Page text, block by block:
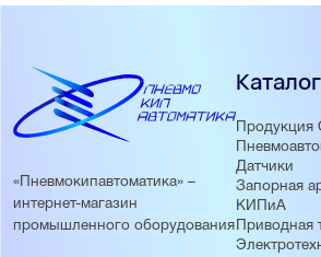
«Пневмокипавтоматика» –
интернет-магазин
промышленного оборудования
Каталог
Продукция
Датчики
Запорная
КИПиА
Приводная